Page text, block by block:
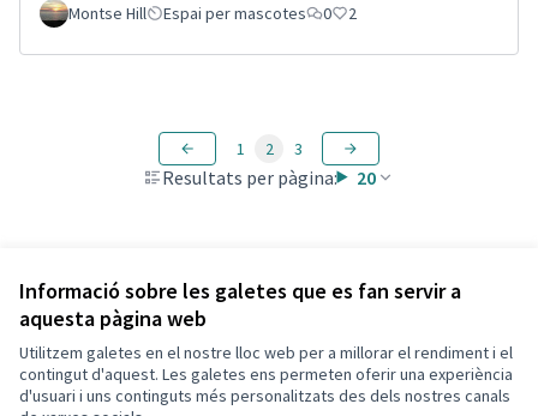
Informació sobre les galetes que es fan servir a
aquesta pàgina web
Utilitzem galetes en el nostre lloc web per a millorar el rendiment i el
contingut d'aquest. Les galetes ens permeten oferir una experiència
d'usuari i uns continguts més personalitzats des dels nostres canals
Montse Hill
Espai per mascotes 0 2
Resultats per pàgina: 20
1 2 3
Veure totes les propostes retirades
Termes i condicions d'ús
Configuració de les galetes
Decidim Calafell a X
Decidim Calafell a Facebook
Decidim Calafell a YouTube
Decidim Calafell a GitHub